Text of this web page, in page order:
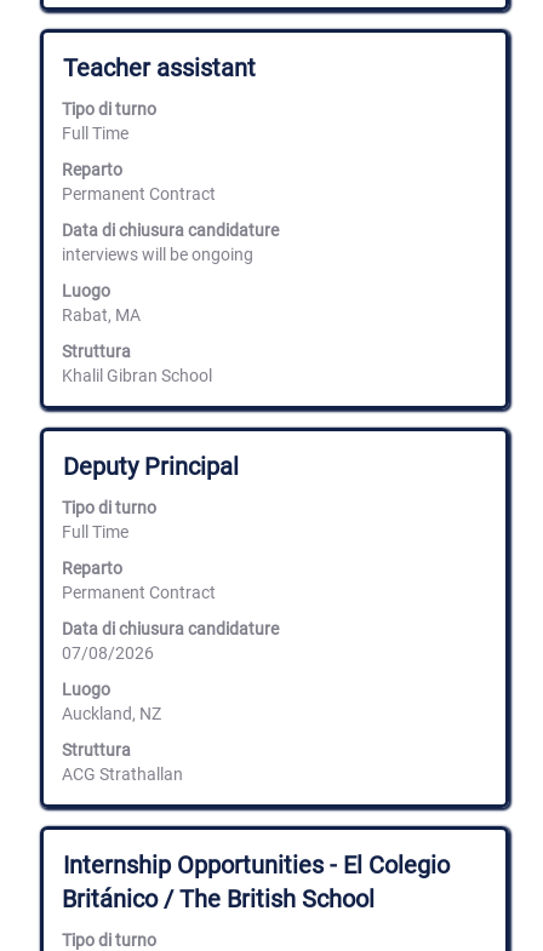
Titolo
Teacher assistant
Tipo di turno
Full Time
Reparto
Permanent Contract
Data di chiusura candidature
interviews will be ongoing
Luogo
Rabat, MA
Struttura
Khalil Gibran School
Effettuare
una
selezione
con
barra
spaziatrice
visualizzare
i
integrali
delle
informazioni
lavoro.
Titolo
Deputy Principal
Tipo di turno
Full Time
Reparto
Permanent Contract
Data di chiusura candidature
07/08/2026
Luogo
Auckland, NZ
Struttura
ACG Strathallan
Effettuare
una
selezione
con
barra
spaziatrice
visualizzare
i
integrali
delle
informazioni
lavoro.
Titolo
Internship Opportunities - El Colegio
Británico / The British School
Tipo di turno
Effettuare
una
selezione
la